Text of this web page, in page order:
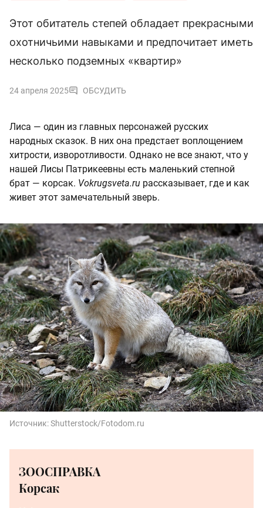
Этот обитатель степей обладает прекрасными
охотничьими навыками и предпочитает иметь
несколько подземных «квартир»
24 апреля 2025 ОБСУДИТЬ
Лиса — один из главных персонажей русских
народных сказок. В них она предстает воплощением
хитрости, изворотливости. Однако не все знают, что у
нашей Лисы Патрикеевны есть маленький степной
брат — корсак. Vokrugsveta.ru рассказывает, где и как
живет этот замечательный зверь.
Источник:Shutterstock/Fotodom.ru
ЗООСПРАВКА
Корсак